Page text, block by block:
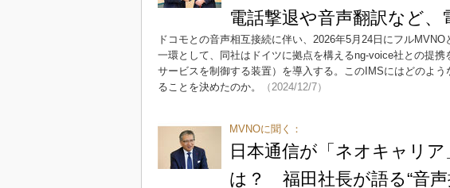
電話撃退や音声翻訳など
ドコモとの音声相互接続に伴い、2026年5月24日にフル
一環として、同社はドイツに拠点を構えるng-voice社との提
サービスを制御する装置）を導入する。このIMSにはどのよ
ることを決めたのか。
（2024/12/7）
MVNOに聞く：
日本通信が「ネオキャリ
は？ 福田社長が語る“音声